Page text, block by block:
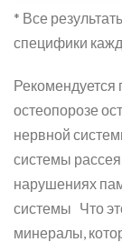
* Все
специфики
Рекомендуется
остеопорозе
нервной
системы
нарушениях
системы Что
минералы,